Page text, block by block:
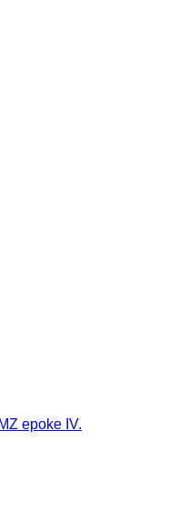
epoke IV.